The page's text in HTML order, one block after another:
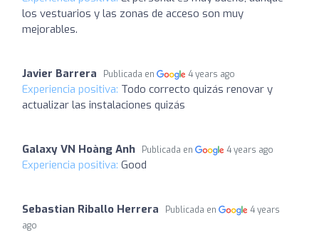
los vestuarios y las zonas de acceso son muy
mejorables.
Javier Barrera Publicada en 4 years ago
Experiencia positiva: Todo correcto quizás renovar y
actualizar las instalaciones quizás
Galaxy VN Hoàng Anh Publicada en 4 years ago
Experiencia positiva: Good
Sebastian Riballo Herrera Publicada en
4 years
ago